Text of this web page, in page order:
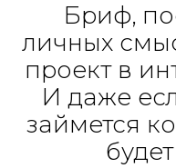
Бриф,
личных
проект в
И даже
займется